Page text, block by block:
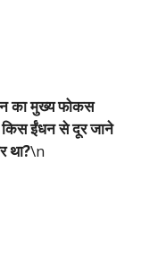
का मुख्य फोकस
ईंधन से दूर जाने
\n